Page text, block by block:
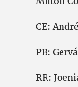
CE:
PB:
RR: